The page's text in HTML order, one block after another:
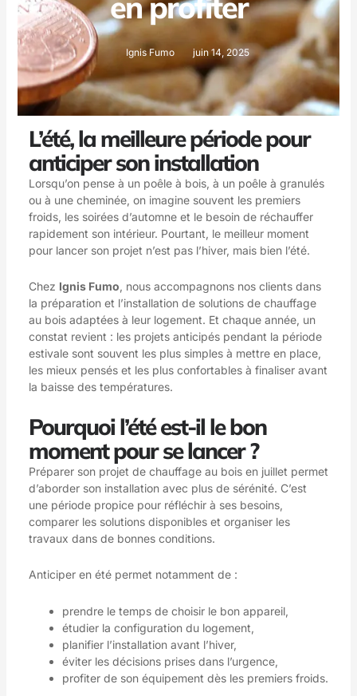
Ignis Fumo juin 14, 2025
L’été, la meilleure période pour
anticiper son installation
Lorsqu’on pense à un poêle à bois, à un poêle à granulés
ou à une cheminée, on imagine souvent les premiers
froids, les soirées d’automne et le besoin de réchauffer
rapidement son intérieur. Pourtant, le meilleur moment
pour lancer son projet n’est pas l’hiver, mais bien l’été.
Chez Ignis Fumo, nous accompagnons nos clients dans
la préparation et l’installation de solutions de chauffage
au bois adaptées à leur logement. Et chaque année, un
constat revient : les projets anticipés pendant la période
estivale sont souvent les plus simples à mettre en place,
les mieux pensés et les plus confortables à finaliser avant
la baisse des températures.
Pourquoi l’été est-il le bon
moment pour se lancer ?
Préparer son projet de chauffage au bois en juillet permet
d’aborder son installation avec plus de sérénité. C’est
une période propice pour réfléchir à ses besoins,
comparer les solutions disponibles et organiser les
travaux dans de bonnes conditions.
Anticiper en été permet notamment de :
prendre le temps de choisir le bon appareil,
étudier la configuration du logement,
planifier l’installation avant l’hiver,
éviter les décisions prises dans l’urgence,
profiter de son équipement dès les premiers froids.